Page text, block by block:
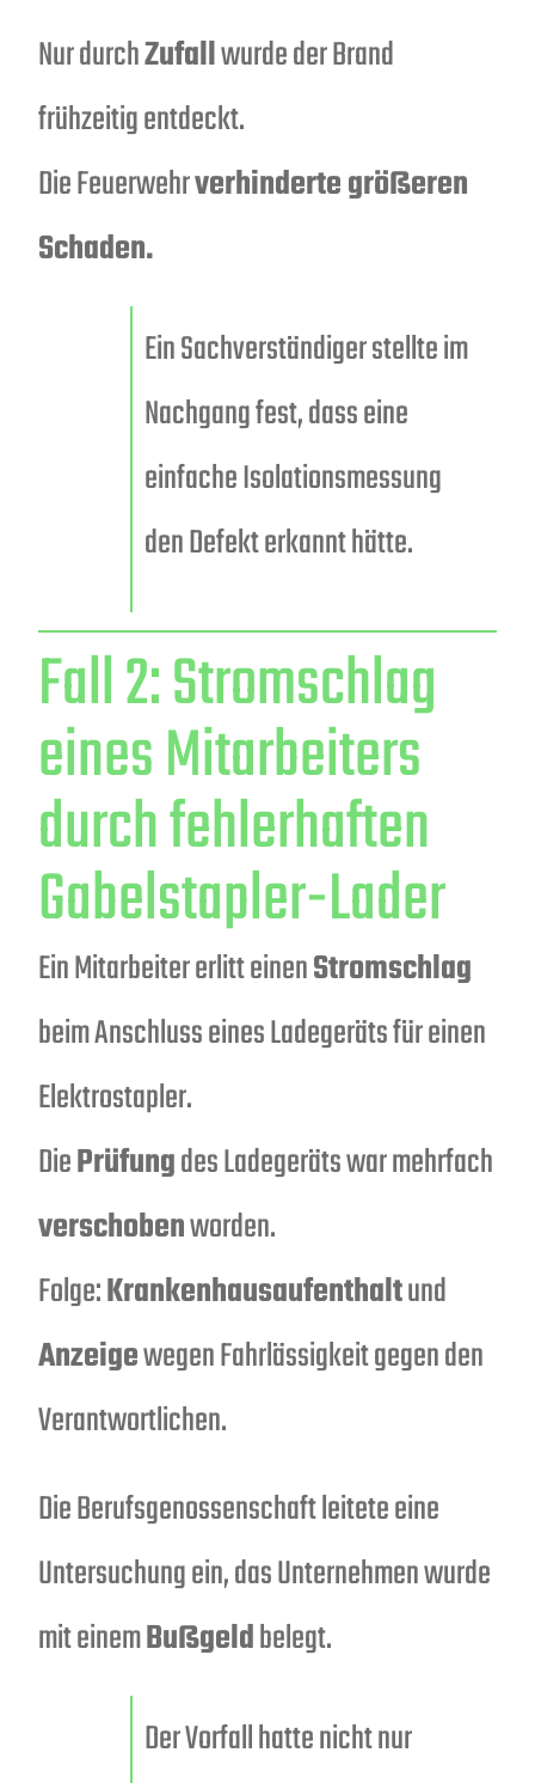
Nur durchZufallwurde der Brand
frühzeitig entdeckt.
Die Feuerwehrverhinderte größeren
Schaden.
Ein Sachverständiger stellte im
Nachgang fest, dass eine
einfache Isolationsmessung
den Defekt erkannt hätte.
Fall 2: Stromschlag
eines Mitarbeiters
durch fehlerhaften
Gabelstapler-Lader
Ein Mitarbeiter erlitt einenStromschlag
beim Anschluss eines Ladegeräts für einen
Elektrostapler.
DiePrüfungdes Ladegeräts war mehrfach
verschobenworden.
Folge:Krankenhausaufenthaltund
Anzeigewegen Fahrlässigkeit gegen den
Verantwortlichen.
Die Berufsgenossenschaft leitete eine
Untersuchung ein, das Unternehmen wurde
mit einemBußgeldbelegt.
Der Vorfall hatte nicht nur